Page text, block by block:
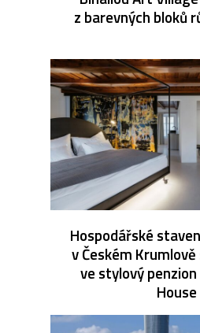
z barevných bloků
Hospodářské
v Českém
ve stylový
House